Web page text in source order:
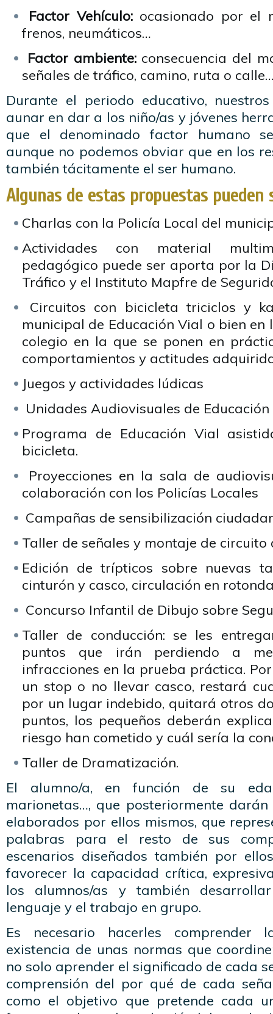
Factor Vehículo:ocasionado por el
frenos, neumáticos…
Factor ambiente:consecuencia del
señales de tráfico, camino, ruta o
Durante el periodo educativo,
aunar en dar a los niño/as y jóvenes
que el denominado factor humano
aunque no podemos obviar que en los
también tácitamente el ser humano.
Algunas de estas propuestas pueden
Charlas con la Policía Local del
Actividades con material
pedagógico puede ser aporta por la
Tráfico y el Instituto Mapfre de
Circuitos con bicicleta triciclos y
municipal de Educación Vial o bien
colegio en la que se ponen en
comportamientos y actitudes
Juegos y actividades lúdicas
Unidades Audiovisuales de
Programa de Educación Vial
bicicleta.
Proyecciones en la sala de
colaboración con los Policías Locales
Campañas de sensibilización
Taller de señales y montaje de circuito
Edición de trípticos sobre nuevas
cinturón y casco, circulación en
Concurso Infantil de Dibujo sobre
Taller de conducción: se les
puntos que irán perdiendo a
infracciones en la prueba práctica.
un stop o no llevar casco, restará
por un lugar indebido, quitará otros
puntos, los pequeños deberán
riesgo han cometido y cuál sería la
Taller de Dramatización.
El alumno/a, en función de su
marionetas…, que posteriormente
elaborados por ellos mismos, que
palabras para el resto de sus
escenarios diseñados también por
favorecer la capacidad crítica,
los alumnos/as y también
lenguaje y el trabajo en grupo.
Es necesario hacerles
existencia de unas normas que
no solo aprender el significado de cada
comprensión del por qué de cada
como el objetivo que pretende cada